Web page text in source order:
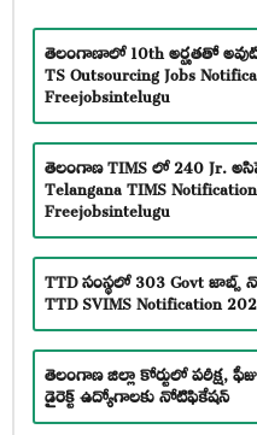
తెలంగాణాలో 10th అర్హతతో
TS Outsourcing Jobs
Freejobsintelugu
తెలంగాణ TIMS లో 240 Jr.
Telangana TIMS
Freejobsintelugu
TTD సంస్థలో 303 Govt జాబ్స్
TTD SVIMS Notification
తెలంగాణ జిల్లా కోర్టులో పరీక్ష,
డైరెక్ట్ ఉద్యోగాలకు నోటిఫికేషన్